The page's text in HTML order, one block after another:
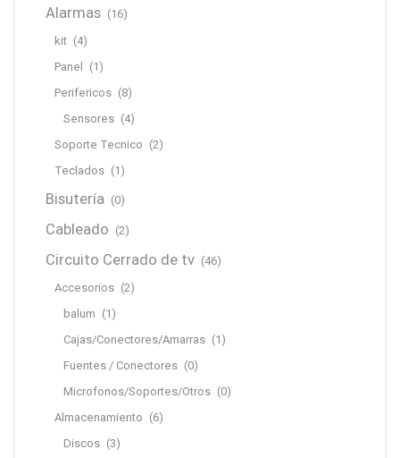
Alarmas (16)
kit (4)
Panel
(1)
Perifericos (8)
Sensores (4)
Soporte Tecnico (2)
Teclados (1)
Bisutería (0)
Cableado (2)
Circuito Cerrado de tv (46)
Accesorios (2)
balum (1)
Cajas/Conectores/Amarras (1)
Fuentes / Conectores (0)
Microfonos/Soportes/Otros (0)
Almacenamiento (6)
Discos (3)